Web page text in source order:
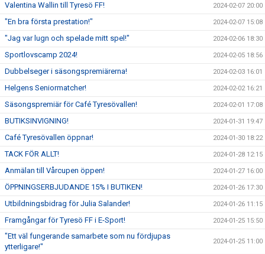
Valentina Wallin till Tyresö FF! 2024-02-07 20:00
"En bra första prestation!" 2024-02-07 15:08
"Jag var lugn och spelade mitt spel!" 2024-02-06 18:30
Sportlovscamp 2024! 2024-02-05 18:56
Dubbelseger i säsongspremiärerna! 2024-02-03 16:01
Helgens Seniormatcher! 2024-02-02 16:21
Säsongspremiär för Café Tyresövallen! 2024-02-01 17:08
BUTIKSINVIGNING! 2024-01-31 19:47
Café Tyresövallen öppnar! 2024-01-30 18:22
TACK FÖR ALLT! 2024-01-28 12:15
Anmälan till Vårcupen öppen! 2024-01-27 16:00
ÖPPNINGSERBJUDANDE 15% I BUTIKEN! 2024-01-26 17:30
Utbildningsbidrag för Julia Salander! 2024-01-26 11:15
Framgångar för Tyresö FF i E-Sport! 2024-01-25 15:50
"Ett väl fungerande samarbete som nu fördjupas
ytterligare!"
2024-01-25 11:00